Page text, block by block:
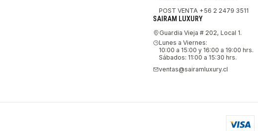
POST VENTA +56 2 2479 3511
SAIRAM LUXURY
Guardia Vieja # 202, Local 1.
Lunes a Viernes:
10:00 a 15:00 y 16:00 a 19:00 hrs.
Sábados: 11:00 a 15:30 hrs.
ventas@sairamluxury.cl